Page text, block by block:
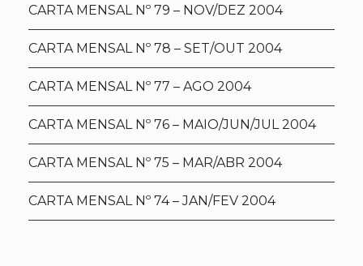
CARTA MENSAL Nº 79 – NOV/DEZ 2004
CARTA MENSAL Nº 78 – SET/OUT 2004
CARTA MENSAL Nº 77 – AGO 2004
CARTA MENSAL Nº 76 – MAIO/JUN/JUL 2004
CARTA MENSAL Nº 75 – MAR/ABR 2004
CARTA MENSAL Nº 74 – JAN/FEV 2004